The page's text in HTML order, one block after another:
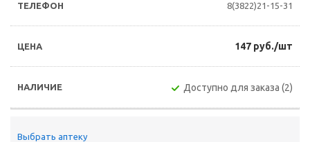
8(3822)21-15-31
147 руб./шт
Доступно для заказа (2)
Выбрать аптеку